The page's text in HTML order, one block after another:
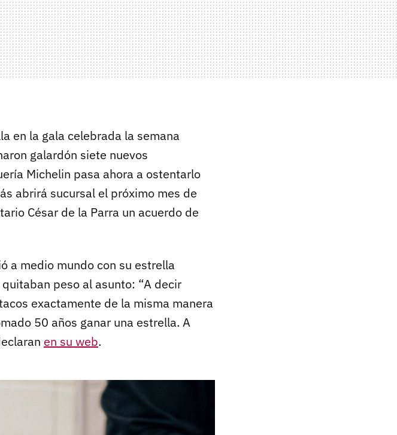
en la gala celebrada la semana
galardón siete nuevos
Michelin pasa ahora a ostentarlo
abrirá sucursal el próximo mes de
César de la Parra un acuerdo de
a medio mundo con su estrella
peso al asunto: “A decir
exactamente de la misma manera
50 años ganar una estrella. A
en su web.